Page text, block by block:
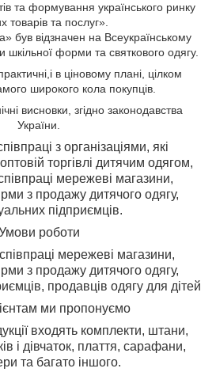
та формування українського ринку
товарів та послуг».
відзначен на Всеукраїнському
шкільної форми та святкового одягу.
ів ціновому плані, цілком
широкого кола покупців.
висновки, згідно законодавства
України.
з організаціями, які
торгівлі дитячим одягом,
мережеві магазини,
з продажу дитячого одягу,
підприємців.
роботи
мережеві магазини,
з продажу дитячого одягу,
продавців одягу для дітей
ми пропонуємо
входять комплекти, штани,
і дівчаток, плаття, сарафани,
та багато іншого.